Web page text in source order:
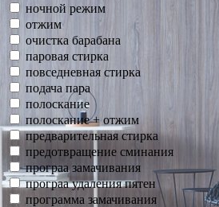
ночной режим
отжим
очистка барабана
паровая стирка
повседневная стирка
подача пара
полоскание
полоскание + отжим
предварительная стирка
предотвращение сминания
програа замачивания
програа удаления пятен
программа замачивания